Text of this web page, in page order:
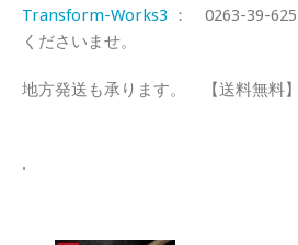
Transform-Works3 ： 0263-39-
くださいませ。
地方発送も承ります。 【送料無料】
.